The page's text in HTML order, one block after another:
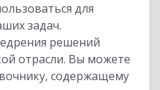
для
задач.
решений
отрасли. Вы можете
содержащему